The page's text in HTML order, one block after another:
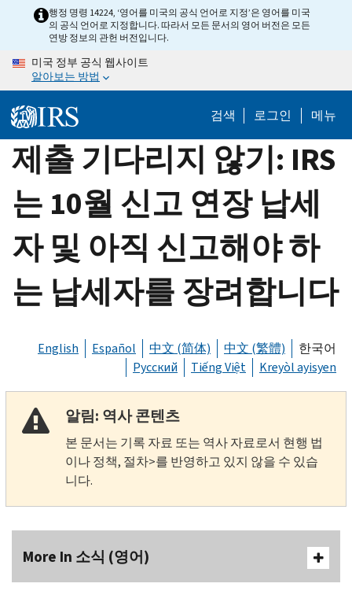
content
행정 명령 14224, ‘영어를 미국의 공식 언어로 지정’은 영어를 미국
의 공식 언어로 지정합니다. 따라서 모든 문서의 영어 버전은 모든
연방 정보의 관헌 버전입니다.
미국 정부 공식 웹사이트
알아보는 방법
검색 로그인 메뉴
제출 기다리지 않기: IRS
는 10월 신고 연장 납세
자 및 아직 신고해야 하
는 납세자를 장려합니다
English Español 中文 (简体) 中文 (繁體)
한국어
Русский
Tiếng Việt Kreyòl ayisyen
알림: 역사 콘텐츠
본 문서는 기록 자료 또는 역사 자료로서 현행 법
이나 정책, 절차>를 반영하고 있지 않을 수 있습
니다.
More In 소식 (영어)